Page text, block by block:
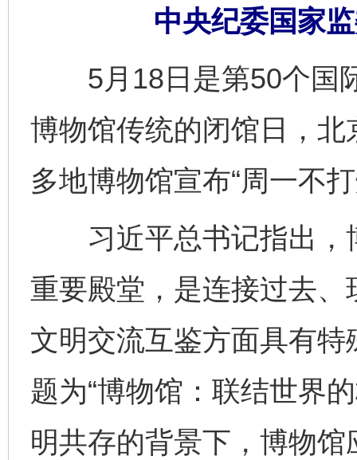
中央纪委国家
5月18日是第50个国
博物馆传统的闭馆日，
多地博物馆宣布“周一不
习近平总书记指出，
重要殿堂，是连接过去
文明交流互鉴方面具有
题为“博物馆：联结世界
明共存的背景下，博物